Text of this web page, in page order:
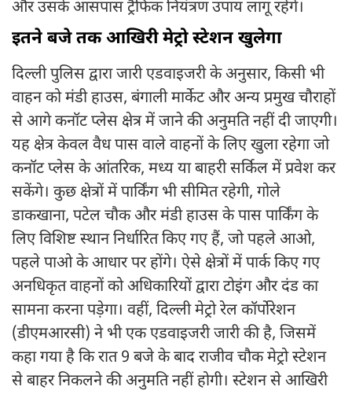
और उसके आसपास ट्रैफिक नियंत्रण उपाय लागू रहेंगे।
इतने बजे तक आखिरी मेट्रो स्टेशन खुलेगा
दिल्ली पुलिस द्वारा जारी एडवाइजरी के अनुसार, किसी भी
वाहन को मंडी हाउस, बंगाली मार्केट और अन्य प्रमुख चौराहों
से आगे कनॉट प्लेस क्षेत्र में जाने की अनुमति नहीं दी जाएगी।
यह क्षेत्र केवल वैध पास वाले वाहनों के लिए खुला रहेगा जो
कनॉट प्लेस के आंतरिक, मध्य या बाहरी सर्किल में प्रवेश कर
सकेंगे। कुछ क्षेत्रों में पार्किंग भी सीमित रहेगी, गोले
डाकखाना, पटेल चौक और मंडी हाउस के पास पार्किंग के
लिए विशिष्ट स्थान निर्धारित किए गए हैं, जो पहले आओ,
पहले पाओ के आधार पर होंगे। ऐसे क्षेत्रों में पार्क किए गए
अनधिकृत वाहनों को अधिकारियों द्वारा टोइंग और दंड का
सामना करना पड़ेगा। वहीं, दिल्ली मेट्रो रेल कॉर्पोरेशन
(डीएमआरसी) ने भी एक एडवाइजरी जारी की है, जिसमें
कहा गया है कि रात 9 बजे के बाद राजीव चौक मेट्रो स्टेशन
से बाहर निकलने की अनुमति नहीं होगी। स्टेशन से आखिरी